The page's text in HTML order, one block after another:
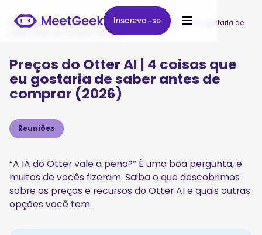
Inscreva-se
Inscreva-se
MeetGeek / Blog / Preços do Otter AI | 4 coisas que eu gostaria de
saber antes de comprar (2026)
Preços do Otter AI | 4 coisas que
eu gostaria de saber antes de
comprar (2026)
Reuniões
“A IA do Otter vale a pena?” É uma boa pergunta, e
muitos de vocês fizeram. Saiba o que descobrimos
sobre os preços e recursos do Otter AI e quais outras
opções você tem.